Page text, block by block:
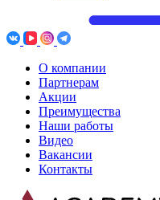
О компании
Партнерам
Акции
Преимущества
Наши работы
Видео
Вакансии
Контакты